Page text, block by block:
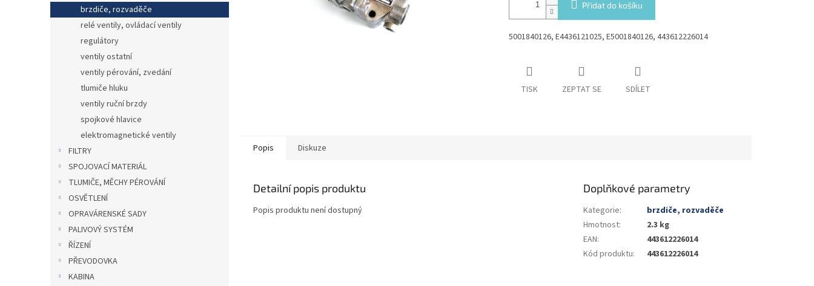
n
e
brzdiče, rozvaděče
relé ventily, ovládací ventily
regulátory
ventily ostatní
ventily pérování, zvedání
tlumiče hluku
ventily ruční brzdy
spojkové hlavice
elektromagnetické ventily
FILTRY
SPOJOVACÍ MATERIÁL
TLUMIČE, MĚCHY PÉROVÁNÍ
OSVĚTLENÍ
OPRAVÁRENSKÉ SADY
PALIVOVÝ SYSTÉM
ŘÍZENÍ
PŘEVODOVKA
KABINA
Přidat do košíku
5001840126, E4436121025, E5001840126, 443612226014
TISK ZEPTAT SE SDÍLET
Popis Diskuze
Detailní popis produktu
Popis produktu není dostupný
Doplňkové parametry
Kategorie:
brzdiče, rozvaděče
Hmotnost:
2.3 kg
EAN:
443612226014
Kód produktu: 443612226014